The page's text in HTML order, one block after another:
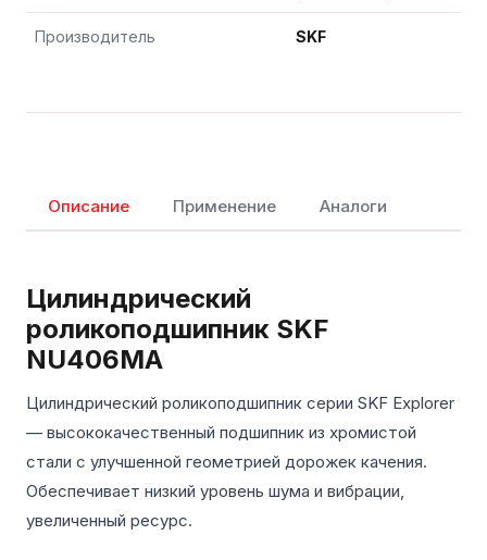
Производитель SKF
Описание Применение Аналоги
Цилиндрический
роликоподшипник SKF
NU406MA
Цилиндрический роликоподшипник серии SKF Explorer
— высококачественный подшипник из хромистой
стали с улучшенной геометрией дорожек качения.
Обеспечивает низкий уровень шума и вибрации,
увеличенный ресурс.